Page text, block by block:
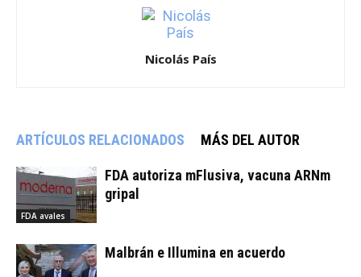
Nicolás País
ARTÍCULOS RELACIONADOS MÁS DEL AUTOR
FDA avales
FDA autoriza mFlusiva, vacuna ARNm
gripal
Malbrán e Illumina en acuerdo